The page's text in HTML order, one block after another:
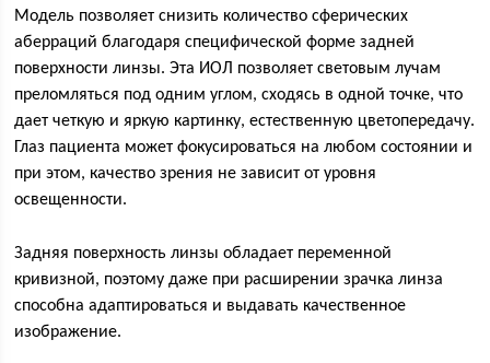
Модель позволяет снизить количество сферических
аберраций благодаря специфической форме задней
поверхности линзы. Эта ИОЛ позволяет световым лучам
преломляться под одним углом, сходясь в одной точке, что
дает четкую и яркую картинку, естественную цветопередачу.
Глаз пациента может фокусироваться на любом состоянии и
при этом, качество зрения не зависит от уровня
освещенности.
Задняя поверхность линзы обладает переменной
кривизной, поэтому даже при расширении зрачка линза
способна адаптироваться и выдавать качественное
изображение.